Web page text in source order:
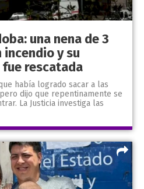
una nena de 3
incendio y su
rescatada
había logrado sacar a las
dijo que repentinamente se
La Justicia investiga las